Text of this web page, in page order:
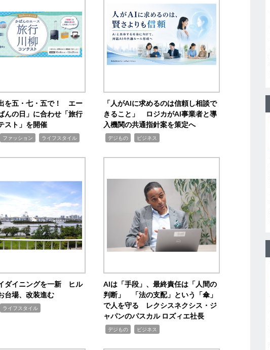
を五・七・五で！ エー
んの日」に合わせ「旅行
スト」を開催
ファッション ライフスタイル
「人がAIに求めるのは信頼し相談で
きること」 ロジカがAI事業者と導
入機関の共通指針案を策定へ
デジもの ビジネス
ダイニングを一新 ヒル
台場、改装進む
ライフスタイル
AIは「手段」、最終責任は「人間の
判断」 「法の支配」という「傘」
で人を守る レクシスネクシス・ジ
ャパンのパスカル ロズィエ社長
デジもの ビジネス